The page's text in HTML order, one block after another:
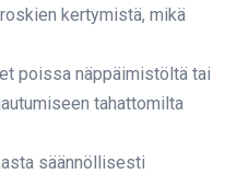
kertymistä, mikä
poissa näppäimistöltä tai
tahattomilta
säännöllisesti